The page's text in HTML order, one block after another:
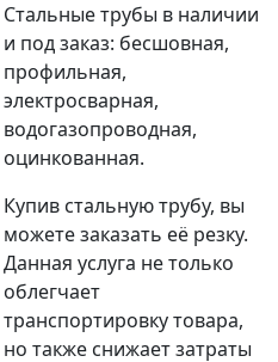
Стальные трубы в наличии
и под заказ: бесшовная,
профильная,
электросварная,
водогазопроводная,
оцинкованная.
Купив стальную трубу, вы
можете заказать её резку.
Данная услуга не только
облегчает
транспортировку товара,
но также снижает затраты